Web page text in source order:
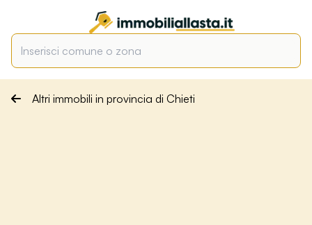
Altri immobili in provincia di Chieti